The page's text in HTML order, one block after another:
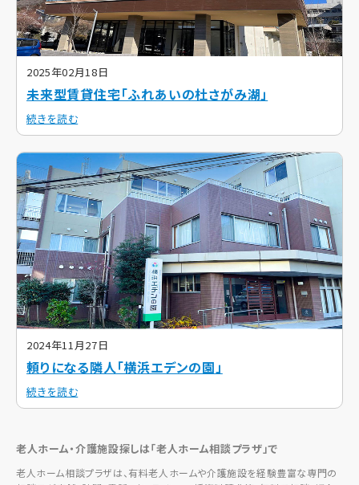
2025年02月18日
未来型賃貸住宅「ふれあいの杜さがみ湖」
続きを読む
2024年11月27日
頼りになる隣人「横浜エデンの園」
続きを読む
老人ホーム・介護施設探しは「老人ホーム相談プラザ」で
老人ホーム相談プラザは、有料老人ホームや介護施設を経験豊富な専門の